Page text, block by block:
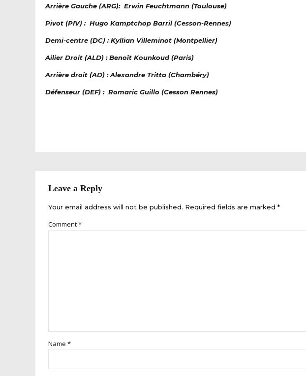
Arrière Gauche (ARG): Erwin Feuchtmann (Toulouse)
Pivot (PIV) : Hugo Kamptchop Barril (Cesson-Rennes)
Demi-centre (DC) : Kyllian Villeminot (Montpellier)
Ailier Droit (ALD) : Benoît Kounkoud (Paris)
Arrière droit (AD) : Alexandre Tritta (Chambéry)
Défenseur (DEF) : Romaric Guillo (Cesson Rennes)
Leave a Reply
Your email address will not be published. Required fields are marked *
Comment*
Name *